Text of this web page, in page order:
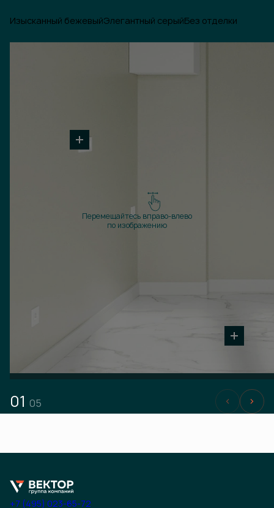
Изысканный бежевыйЭлегантный серыйБез отделки
Перемещайтесь вправо-влево
по изображению
01 05
+7 (495) 023-65-72